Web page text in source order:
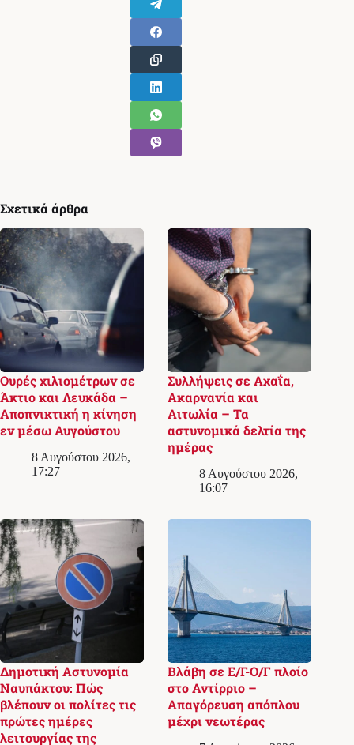
Σχετικά άρθρα
Ουρές χιλιομέτρων σε
Άκτιο και Λευκάδα –
Αποπνικτική η κίνηση
εν μέσω Αυγούστου
8 Αυγούστου 2026,
17:27
Συλλήψεις σε Αχαΐα,
Ακαρνανία και
Αιτωλία – Τα
αστυνομικά δελτία της
ημέρας
8 Αυγούστου 2026,
16:07
Δημοτική Αστυνομία
Ναυπάκτου: Πώς
βλέπουν οι πολίτες τις
πρώτες ημέρες
λειτουργίας της
Βλάβη σε Ε/Γ-Ο/Γ πλοίο
στο Αντίρριο –
Απαγόρευση απόπλου
μέχρι νεωτέρας